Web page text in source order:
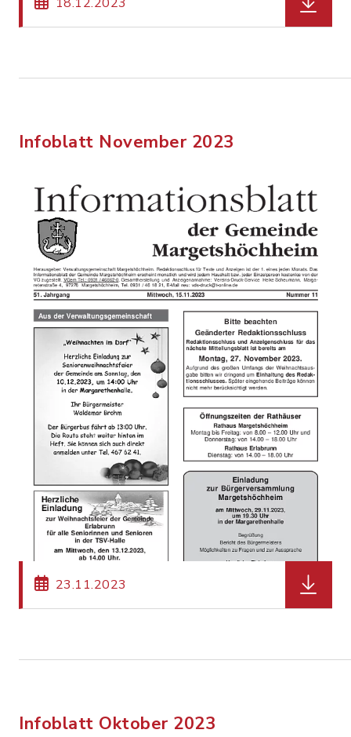
Infoblatt November 2023
23.11.2023
Infoblatt Oktober 2023